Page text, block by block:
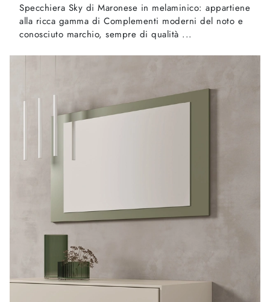
Specchiera Sky di Maronese in melaminico: appartiene
alla ricca gamma di Complementi moderni del noto e
conosciuto marchio, sempre di qualità ...